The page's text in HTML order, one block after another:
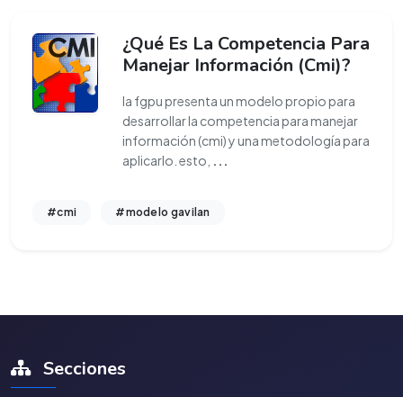
¿Qué Es La Competencia Para
Manejar Información (Cmi)?
la fgpu presenta un modelo propio para
desarrollar la competencia para manejar
información (cmi) y una metodología para
aplicarlo. esto, ...
#cmi #modelo gavilan
Secciones